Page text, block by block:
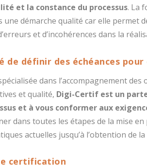
et la constance du processus. La
démarche qualité car elle permet
et d’incohérences dans la
de définir des échéances pour
dans l’accompagnement
et qualité, Digi-Certif est un
et à vous conformer aux
dans toutes les étapes de la mise
actuelles jusqu’à l’obtention de
certification